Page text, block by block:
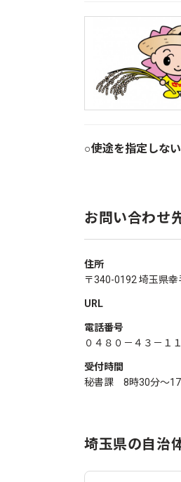
○使途を指定しない
お問い合わせ
住所
〒340-0192 埼玉県
URL
電話番号
０４８０－４３－１
受付時間
秘書課 8時30分～
埼玉県の自治